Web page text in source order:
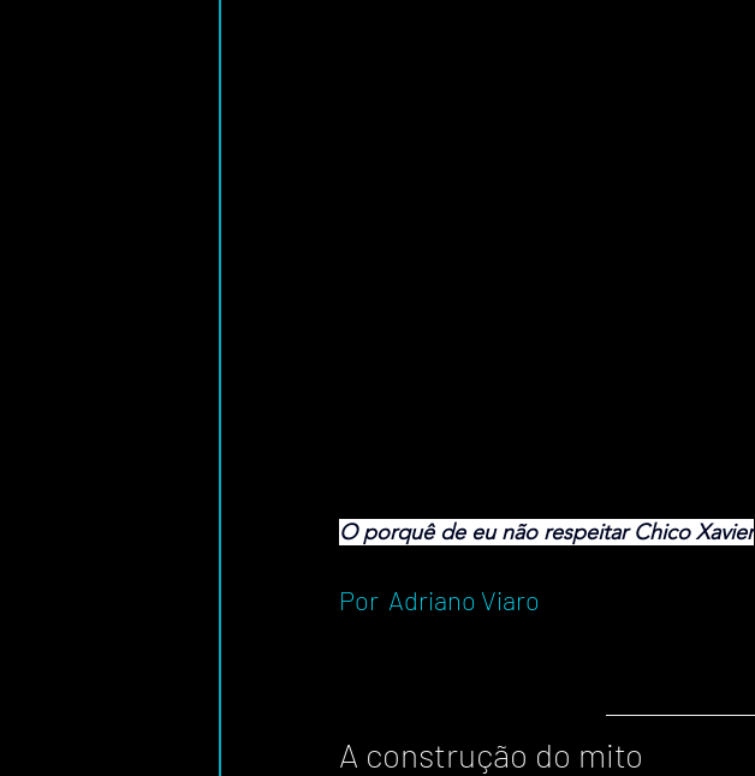
O porquê de eu não respeitar Chico Xavier
Por  Adriano Viaro
A construção do mito